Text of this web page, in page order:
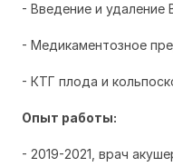
- Введение и удаление
- Медикаментозное
- КТГ плода и
Опыт работы:
- 2019-2021, врач